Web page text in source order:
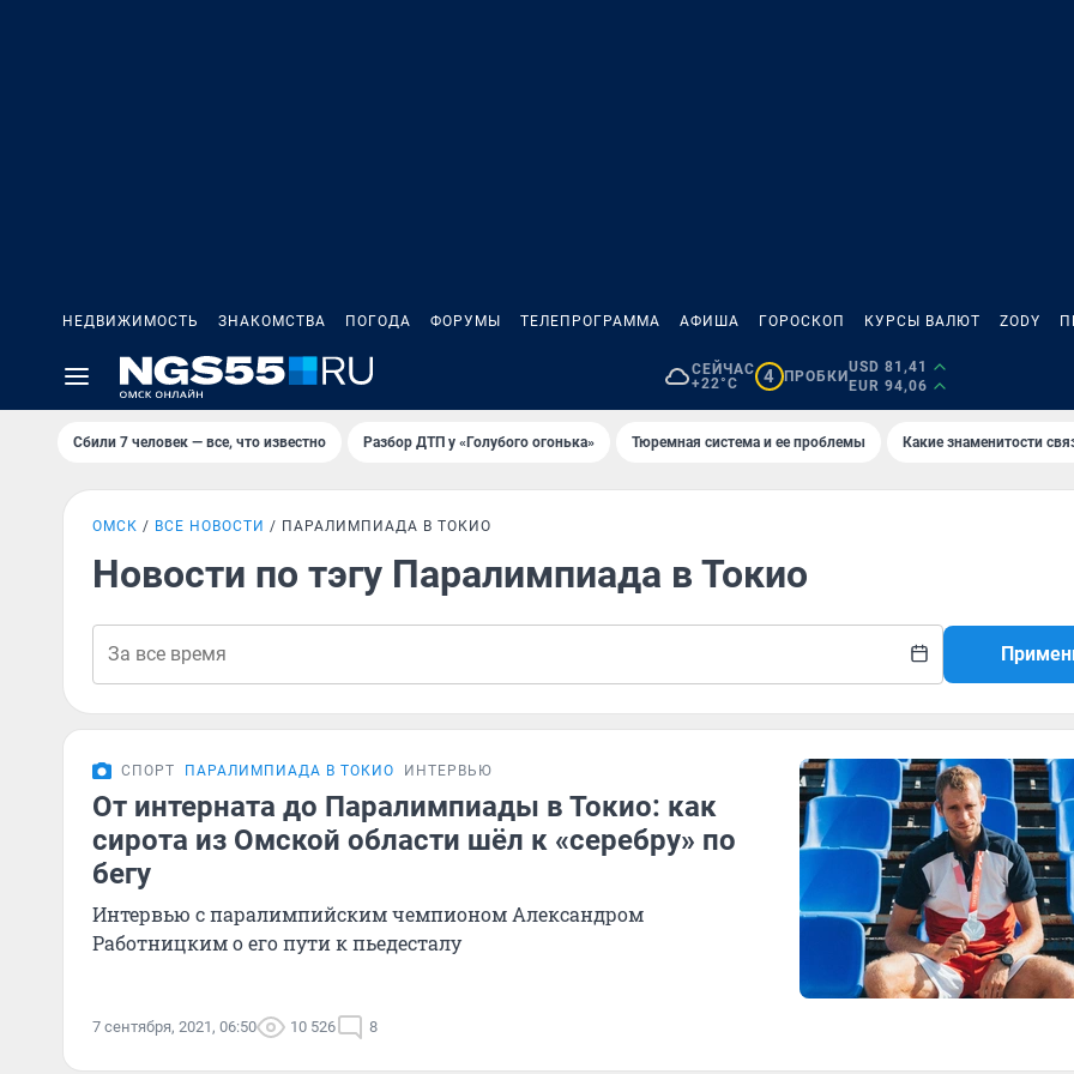
НЕДВИЖИМОСТЬ ЗНАКОМСТВА ПОГОДА ФОРУМЫ ТЕЛЕПРОГРАММА АФИША ГОРОСКОП КУРСЫ ВАЛЮТ ZODY
СЕЙЧАС
+22°C
4 ПРОБКИ
USD 81,41
EUR 94,06
Сбили 7 человек — все, что известно Разбор ДТП у «Голубого огонька» Тюремная система и ее проблемы Какие знаменитости
ОМСК ВСЕ НОВОСТИ ПАРАЛИМПИАДА В ТОКИО
Новости по тэгу Паралимпиада в Токио
СПОРТ ПАРАЛИМПИАДА В ТОКИО ИНТЕРВЬЮ
От интерната до Паралимпиады в Токио: как
сирота из Омской области шёл к «серебру» по
бегу
Интервью с паралимпийским чемпионом Александром
Работницким о его пути к пьедесталу
7 сентября, 2021, 06:50 10 526 8